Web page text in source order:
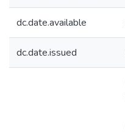
dc.date.available
dc.date.issued